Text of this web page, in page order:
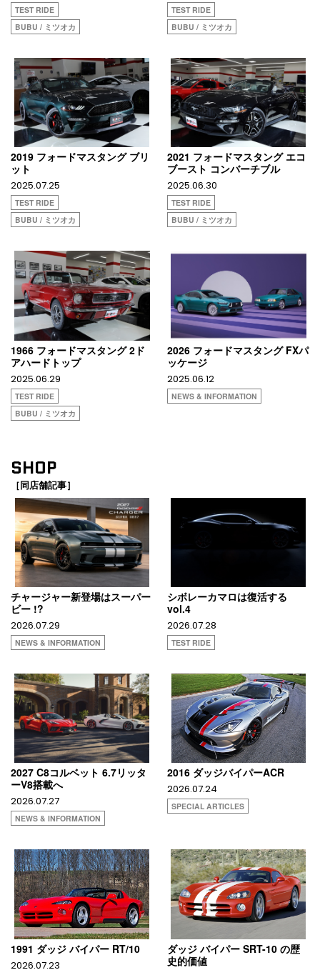
TEST RIDE
BUBU / ミツオカ
TEST RIDE
BUBU / ミツオカ
2019 フォードマスタング ブリ
ット
2025.07.25
TEST RIDE
BUBU / ミツオカ
2021 フォードマスタング エコ
ブースト コンバーチブル
2025.06.30
TEST RIDE
BUBU / ミツオカ
1966 フォードマスタング 2ド
アハードトップ
2025.06.29
TEST RIDE
BUBU / ミツオカ
2026 フォードマスタング FXパ
ッケージ
2025.06.12
NEWS & INFORMATION
SHOP
［同店舗記事］
チャージャー新登場はスーパー
ビー !?
2026.07.29
NEWS & INFORMATION
シボレーカマロは復活する
vol.4
2026.07.28
TEST RIDE
2027 C8コルベット 6.7リッタ
ーV8搭載へ
2026.07.27
NEWS & INFORMATION
2016 ダッジバイパーACR
2026.07.24
SPECIAL ARTICLES
1991 ダッジ バイパー RT/10
2026.07.23
ダッジ バイパー SRT-10 の歴
史的価値